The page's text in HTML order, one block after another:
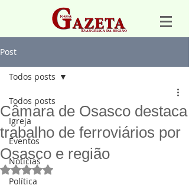
Post
Todos posts
Igreja
Eventos
Notícias
Política
Todos posts
Câmara de Osasco destaca
trabalho de ferroviários por
Osasco e região
Avaliado com NaN de 5 estrelas.